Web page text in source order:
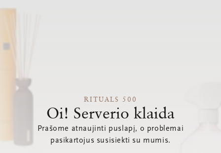
RITUALS 500
Oi! Serverio klaida
Prašome atnaujinti puslapį, o problemai
pasikartojus susisiekti su mumis.